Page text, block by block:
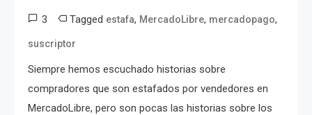
3 Tagged estafa, MercadoLibre, mercadopago,
suscriptor
Siempre hemos escuchado historias sobre
compradores que son estafados por vendedores en
MercadoLibre, pero son pocas las historias sobre los